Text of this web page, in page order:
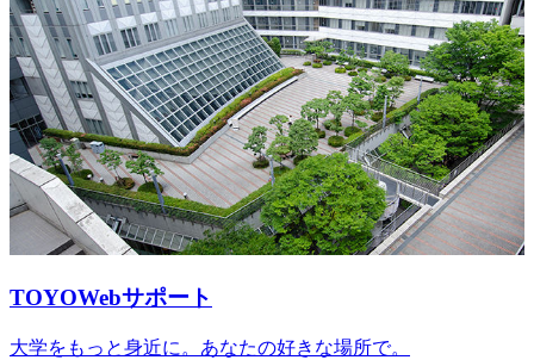
TOYOWebサポート
大学をもっと身近に。あなたの好きな場所で。